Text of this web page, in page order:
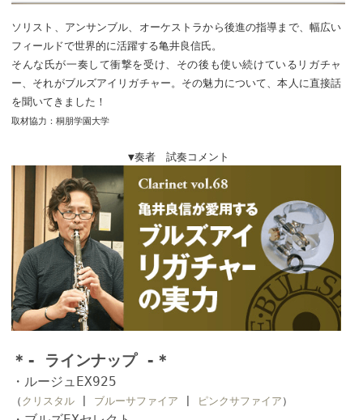
ソリスト、アンサンブル、オーケストラから後進の指導まで、幅広い
フィールドで世界的に活躍する亀井良信氏。
そんな氏が一奏して衝撃を受け、その後も使い続けているリガチャ
ー、それがブルズアイリガチャー。その魅力について、本人に直接話
を聞いてきました！
取材協力：桐朋学園大学
▼奏者 試奏コメント
＊- ラインナップ -＊
・ルージュEX925
（ クリスタル| ブルーサファイア ピンクサファイア ）